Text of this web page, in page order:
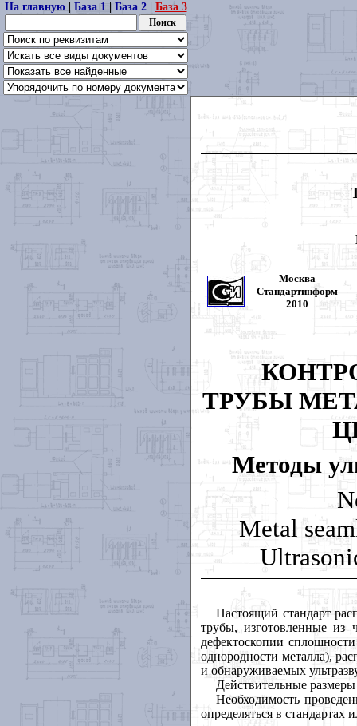
На главную| База 1| База 2| База 3
Москва
Стандартинформ
2010
ТРУБЫ
Методы
Metal
Настоящий стандарт
трубы, изготовленные из
дефектоскопии
однородности металла),
и обнаруживаемых
Действительные
Необходимость
определяться в стандартах